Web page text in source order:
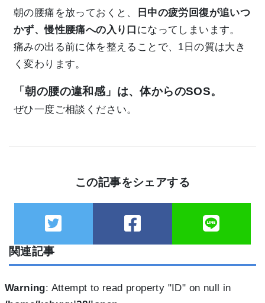
朝の腰痛を放っておくと、
日中の疲労回復が追いつ
かず、慢性腰痛への入り口 になってしまいます。
痛みの出る前に体を整えることで、1日の質は大き
く変わります。
「朝の腰の違和感」は、体からのSOS。
ぜひ一度ご相談ください。
この記事をシェアする
関連記事
Warning: Attempt to read property "ID" on null in